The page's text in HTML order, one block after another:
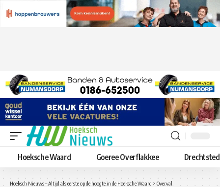
Hoeksche Waard Goeree Overflakkee
Hoeksch Nieuws – Altijd als eerste op de hoogte in de Hoeksche Waard > Overval